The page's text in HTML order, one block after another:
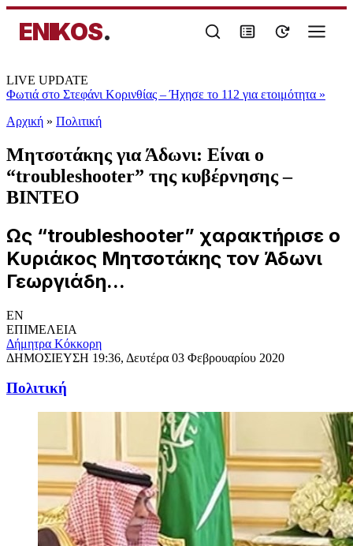
ENIKOS.
LIVE UPDATE
Φωτιά στο Στεφάνι Κορινθίας – Ήχησε το 112 για ετοιμότητα »
Αρχική » Πολιτική
Μητσοτάκης για Άδωνι: Είναι ο
“troubleshooter” της κυβέρνησης –
ΒΙΝΤΕΟ
Ως “troubleshooter” χαρακτήρισε ο
Κυριάκος Μητσοτάκης τον Άδωνι
Γεωργιάδη...
EN
ΕΠΙΜΕΛΕΙΑ
Δήμητρα Κόκκορη
ΔΗΜΟΣΙΕΥΣΗ 19:36, Δευτέρα 03 Φεβρουαρίου 2020
Πολιτική